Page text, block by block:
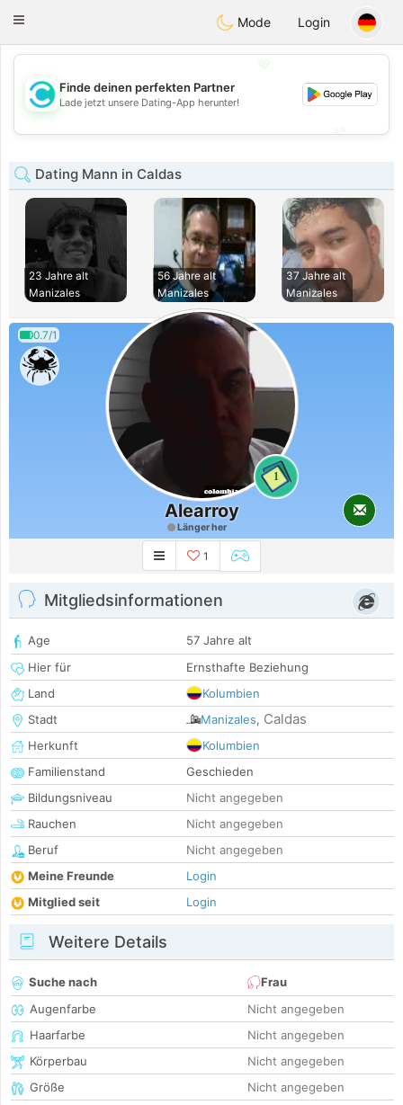
olombiaCitas
Toggle
Mode Login
💖
💕
Finde deinen perfekten Partner
Lade jetzt unsere Dating-App herunter!
Dating Mann in Caldas
23 Jahre alt
Manizales
56 Jahre alt
Manizales
37 Jahre alt
Manizales
0.7/1
1
Alearroy
Länger her
1
Mitgliedsinformationen
Age
57 Jahre alt
Hier für
Ernsthafte Beziehung
Land
Kolumbien
Stadt
Manizales, Caldas
Herkunft
Kolumbien
Familienstand
Geschieden
Bildungsniveau
Nicht angegeben
Rauchen
Nicht angegeben
Beruf
Nicht angegeben
Meine Freunde
Login
Mitglied seit
Login
Weitere Details
Suche nach
Frau
Augenfarbe
Nicht angegeben
Haarfarbe
Nicht angegeben
Körperbau
Nicht angegeben
Größe
Nicht angegeben